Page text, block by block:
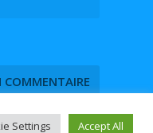
Settings Accept All